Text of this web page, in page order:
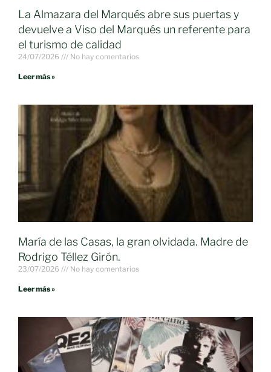
La Almazara del Marqués abre sus puertas y
devuelve a Viso del Marqués un referente para
el turismo de calidad
24/07/2026 No hay comentarios
Leer más »
María de las Casas, la gran olvidada. Madre de
Rodrigo Téllez Girón.
23/07/2026 No hay comentarios
Leer más »